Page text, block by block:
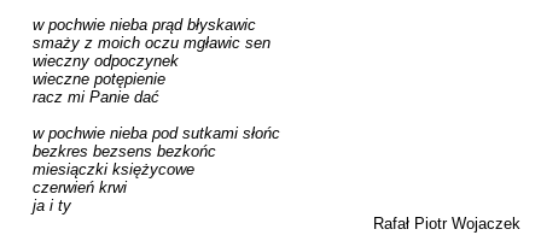
w pochwie nieba prąd błyskawic
smaży z moich oczu mgławic sen
wieczny odpoczynek
wieczne potępienie
racz mi Panie dać
w pochwie nieba pod sutkami słońc
bezkres bezsens bezkońc
miesiączki księżycowe
czerwień krwi
ja i ty
Rafał Piotr Wojaczek